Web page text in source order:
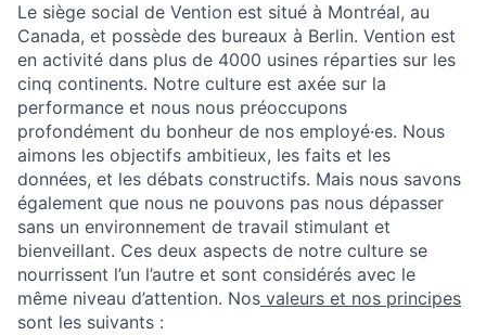
Le siège social de Vention est situé à Montréal, au
Canada, et possède des bureaux à Berlin. Vention est
en activité dans plus de 4000 usines réparties sur les
cinq continents. Notre culture est axée sur la
performance et nous nous préoccupons
profondément du bonheur de nos employé·es. Nous
aimons les objectifs ambitieux, les faits et les
données, et les débats constructifs. Mais nous savons
également que nous ne pouvons pas nous dépasser
sans un environnement de travail stimulant et
bienveillant. Ces deux aspects de notre culture se
nourrissent l’un l’autre et sont considérés avec le
même niveau d’attention. Nos valeurs et nos principes
sont les suivants :